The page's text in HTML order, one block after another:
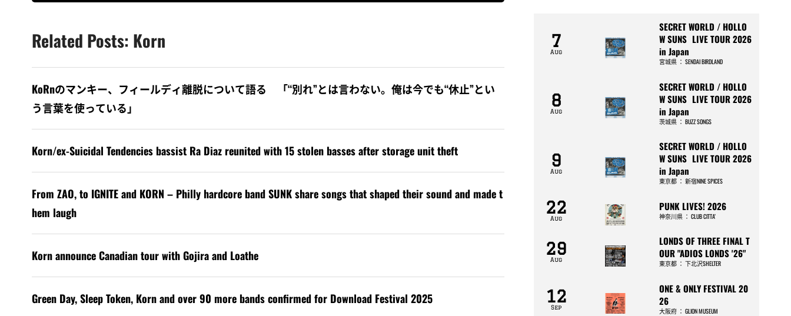
Related Posts: Korn
KoRnのマンキー、フィールディ離脱について語る 「“別れ”とは言わない。俺は今でも“休止”とい
う言葉を使っている」
Korn/ex-Suicidal Tendencies bassist Ra Diaz reunited with 15 stolen basses after storage unit theft
From ZAO, to IGNITE and KORN – Philly hardcore band SUNK share songs that shaped their sound and made t
hem laugh
Korn announce Canadian tour with Gojira and Loathe
Green Day, Sleep Token, Korn and over 90 more bands confirmed for Download Festival 2025
7
Aug
SECRET WORLD / HOLLO
W SUNS LIVE TOUR 2026
in Japan
宮城県： SENDAI BIRDLAND
8
Aug
SECRET WORLD / HOLLO
W SUNS LIVE TOUR 2026
in Japan
茨城県： BUZZ SONGS
9
Aug
SECRET WORLD / HOLLO
W SUNS LIVE TOUR 2026
in Japan
東京都： 新宿NINE SPICES
22
Aug
PUNK LIVES! 2026
神奈川県： CLUB CITTA’
29
Aug
LONDS OF THREE FINAL T
OUR "ADIOS LONDS '26"
東京都： 下北沢SHELTER
12
Sep
ONE & ONLY FESTIVAL 20
26
大阪府： GLION MUSEUM